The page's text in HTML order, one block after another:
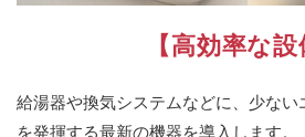
【高効率な設
給湯器や換気システムなどに、少な
を発揮する最新の機器を導入します。